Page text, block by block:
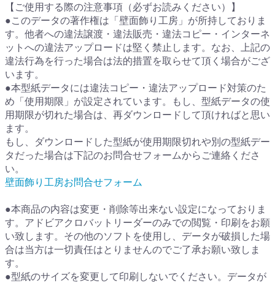
【ご使用する際の注意事項（必ずお読みください）】
●このデータの著作権は「壁面飾り工房」が所持しておりま
す。他者への違法譲渡・違法販売・違法コピー・インターネ
ットへの違法アップロードは堅く禁止します。なお、上記の
違法行為を行った場合は法的措置を取らせて頂く場合がござ
います。
●本型紙データには違法コピー・違法アップロード対策のた
め「使用期限」が設定されています。もし、型紙データの使
用期限が切れた場合は、再ダウンロードして頂ければと思い
ます。
もし、ダウンロードした型紙が使用期限切れや別の型紙デー
タだった場合は下記のお問合せフォームからご連絡くださ
い。
壁面飾り工房お問合せフォーム
●本商品の内容は変更・削除等出来ない設定になっておりま
す。アドビアクロバットリーダーのみでの閲覧・印刷をお願
い致します。その他のソフトを使用し、データが破損した場
合は当方は一切責任はとりませんのでご了承お願い致しま
す。
●型紙のサイズを変更して印刷しないでください。データが